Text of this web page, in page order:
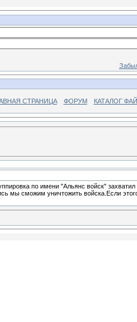
СТРАНИЦА ФОРУМ КАТАЛОГ
по имени "Альянс войск"
мы сможим уничтожить войска.Если